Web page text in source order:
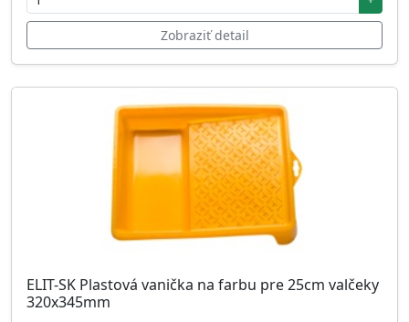
Zobraziť detail
ELIT-SK Plastová vanička na farbu pre 25cm valčeky
320x345mm